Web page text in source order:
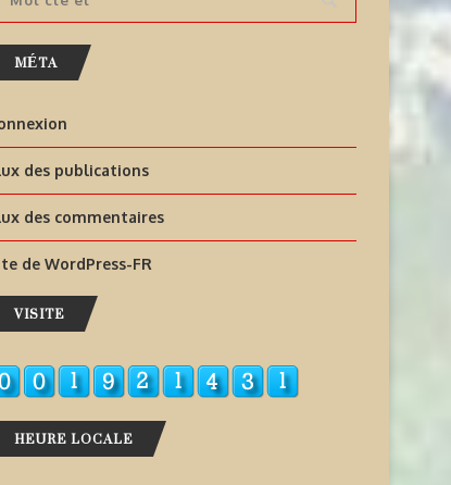
MÉTA
des publications
des commentaires
de WordPress-FR
VISITE
HEURE LOCALE